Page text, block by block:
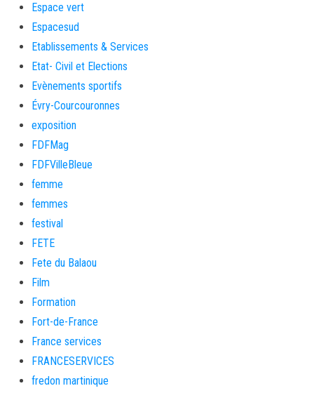
Espace vert
Espacesud
Etablissements & Services
Etat- Civil et Elections
Evènements sportifs
Évry-Courcouronnes
exposition
FDFMag
FDFVilleBleue
femme
femmes
festival
FETE
Fete du Balaou
Film
Formation
Fort-de-France
France services
FRANCESERVICES
fredon martinique